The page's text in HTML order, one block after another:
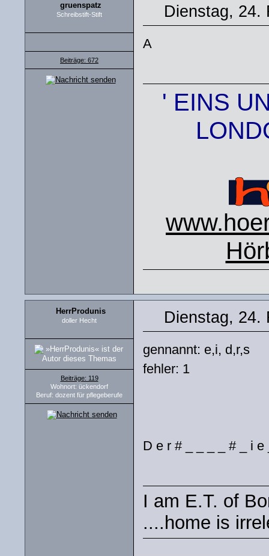
gruenspatz
Schreibstift-Stift
Beiträge: 672
Dienstag, 24.
A
' EINS
HerrProdunis
doller Hecht
Beiträge: 119
Wohnort: ückendorf
Beruf: dozent für pflegeberufe
Dienstag, 24.
gennannt: e,i, d,r,s
fehler: 1
D e r # _ _ _ _ # _ i e
I am E.T. of
....home is